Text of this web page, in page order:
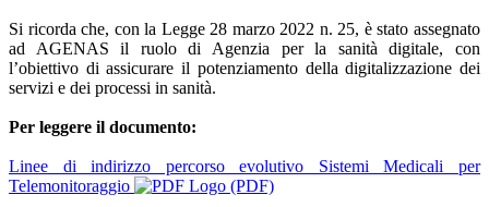
Si ricorda che, con la Legge 28 marzo 2022 n. 25, è stato assegnato
ad AGENAS il ruolo di Agenzia per la sanità digitale, con
l’obiettivo di assicurare il potenziamento della digitalizzazione dei
servizi e dei processi in sanità.
Per leggere il documento:
Linee di indirizzo percorso evolutivo Sistemi Medicali per
Telemonitoraggio
(PDF)